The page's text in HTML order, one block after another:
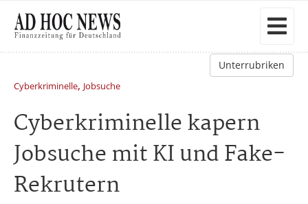
Unterrubriken
Cyberkriminelle, Jobsuche
Cyberkriminelle kapern
Jobsuche mit KI und Fake-
Rekrutern